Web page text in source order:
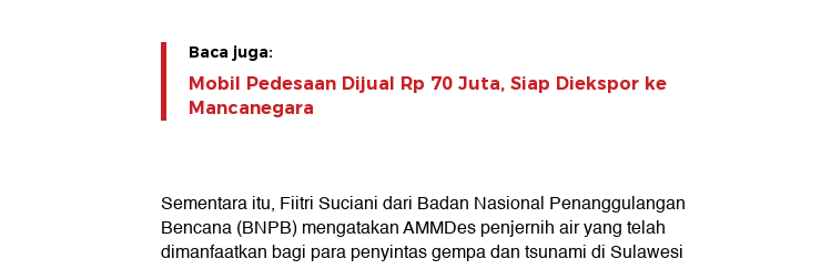
Baca juga:
Mobil Pedesaan Dijual Rp 70 Juta, Siap Diekspor ke
Mancanegara
Sementara itu, Fiitri Suciani dari Badan Nasional Penanggulangan
Bencana (BNPB) mengatakan AMMDes penjernih air yang telah
dimanfaatkan bagi para penyintas gempa dan tsunami di Sulawesi